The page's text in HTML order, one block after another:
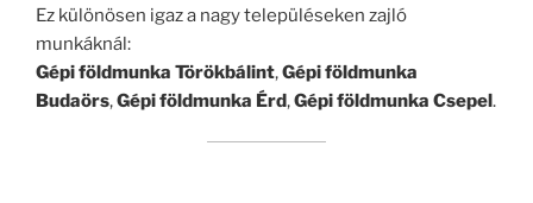
Ez különösen igaz a nagy településeken zajló
munkáknál:
Gépi földmunka Törökbálint,Gépi földmunka
Budaörs,Gépi földmunka Érd,Gépi földmunka Csepel.